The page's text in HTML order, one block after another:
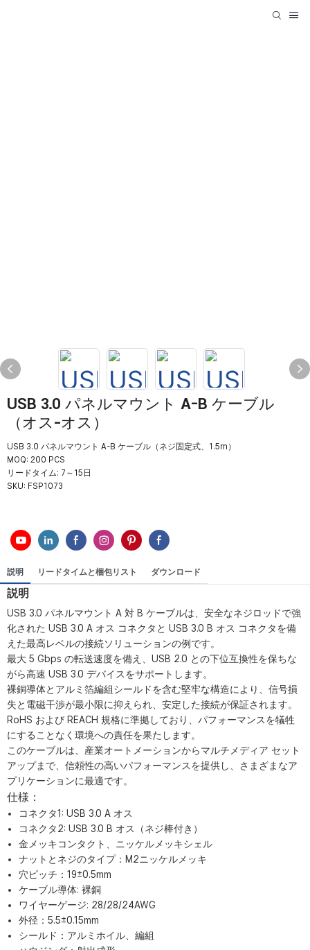
USB 3.0 パネルマウント A-B ケーブル
（オス-オス）
USB 3.0 パネルマウント A-B ケーブル（ネジ固定式、1.5m）
MOQ: 200 PCS
リードタイム: 7～15日
SKU: FSP1073
説明 リードタイムと梱包リスト ダウンロード
説明
USB 3.0 パネルマウント A 対 B ケーブルは、安全なネジロッドで強
化された USB 3.0 A オス コネクタと USB 3.0 B オス コネクタを備
えた最高レベルの接続ソリューションの例です。
最大 5 Gbps の転送速度を備え、USB 2.0 との下位互換性を保ちな
がら高速 USB 3.0 デバイスをサポートします。
裸銅導体とアルミ箔編組シールドを含む堅牢な構造により、信号損
失と電磁干渉が最小限に抑えられ、安定した接続が保証されます。
RoHS および REACH 規格に準拠しており、パフォーマンスを犠牲
にすることなく環境への責任を果たします。
このケーブルは、産業オートメーションからマルチメディア セット
アップまで、信頼性の高いパフォーマンスを提供し、さまざまなア
プリケーションに最適です。
仕様：
コネクタ1: USB 3.0 A オス
コネクタ2: USB 3.0 B オス（ネジ棒付き）
金メッキコンタクト、ニッケルメッキシェル
ナットとネジのタイプ：M2ニッケルメッキ
穴ピッチ：19±0.5mm
ケーブル導体: 裸銅
ワイヤーゲージ: 28/28/24AWG
外径：5.5±0.15mm
シールド：アルミホイル、編組